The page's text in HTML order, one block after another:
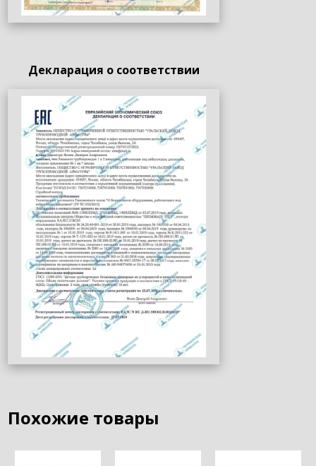
Декларация о соответствии
Похожие товары